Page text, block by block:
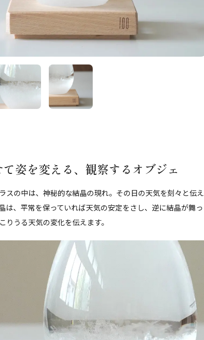
姿を変える、観察するオブジェ
スの中は、神秘的な結晶の現れ。その日の天気を刻々と伝え
は、平常を保っていれば天気の安定をさし、逆に結晶が舞っ
りうる天気の変化を伝えます。